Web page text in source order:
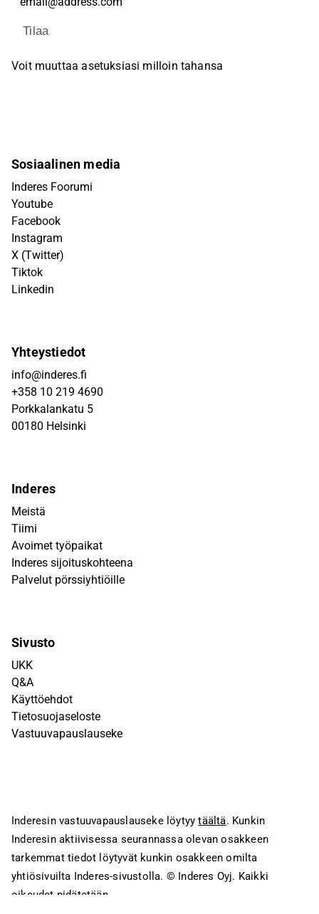
Tilaa
Voit muuttaa asetuksiasi milloin tahansa
Sosiaalinen media
Inderes Foorumi
Youtube
Facebook
Instagram
X (Twitter)
Tiktok
Linkedin
Yhteystiedot
info@inderes.fi
+358 10 219 4690
Porkkalankatu 5
00180 Helsinki
Inderes
Meistä
Tiimi
Avoimet työpaikat
Inderes sijoituskohteena
Palvelut pörssiyhtiöille
Sivusto
UKK
Q&A
Käyttöehdot
Tietosuojaseloste
Vastuuvapauslauseke
Inderesin vastuuvapauslauseke löytyytäältä. Kunkin
Inderesin aktiivisessa seurannassa olevan osakkeen
tarkemmat tiedot löytyvät kunkin osakkeen omilta
yhtiösivuilta Inderes-sivustolla. © Inderes Oyj. Kaikki
oikeudet pidätetään.